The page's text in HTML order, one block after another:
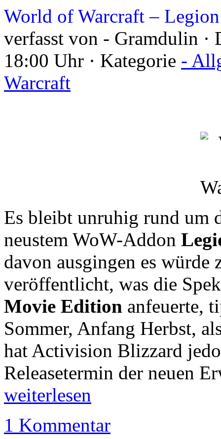
World of Warcraft –
verfasst von - Gramdulin ·
18:00 Uhr · Kategorie -
Warcraft
Es bleibt unruhig rund um
neustem WoW-Addon
davon ausgingen es
veröffentlicht, was die
Movie Edition anfeuerte,
Sommer, Anfang Herbst,
hat Activision Blizzard
Releasetermin der neuen
weiterlesen
1 Kommentar